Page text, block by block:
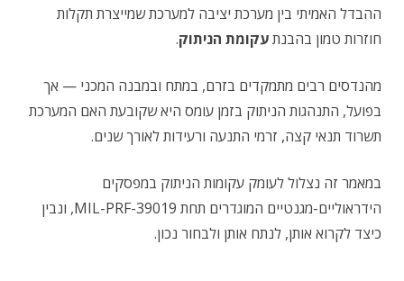
ההבדל האמיתי בין מערכת יציבה למערכת שמייצרת תקלות
חוזרות טמון בהבנתעקומת הניתוק.
מהנדסים רבים מתמקדים בזרם, במתח ובמבנה המכני — אך
בפועל, התנהגות הניתוק בזמן עומס היא שקובעת האם המערכת
תשרוד תנאי קצה, זרמי התנעה ורעידות לאורך שנים.
במאמר זה נצלול לעומק עקומות הניתוק במפסקים
הידראוליים-מגנטיים המוגדרים תחת MIL-PRF-39019, ונבין
כיצד לקרוא אותן, לנתח אותן ולבחור נכון.